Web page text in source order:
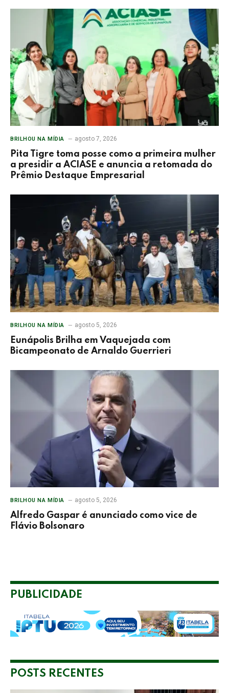
BRILHOU NA MÍDIA agosto 7, 2026
Pita Tigre toma posse como a primeira mulher
a presidir a ACIASE e anuncia a retomada do
Prêmio Destaque Empresarial
BRILHOU NA MÍDIA agosto 5, 2026
Eunápolis Brilha em Vaquejada com
Bicampeonato de Arnaldo Guerrieri
BRILHOU NA MÍDIA agosto 5, 2026
Alfredo Gaspar é anunciado como vice de
Flávio Bolsonaro
PUBLICIDADE
POSTS RECENTES